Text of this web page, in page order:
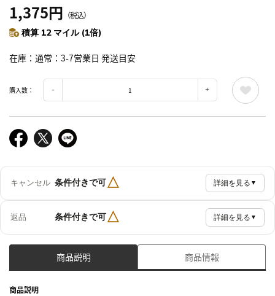
1,375円 （税込）
積算 12 マイル (1倍)
在庫 通常：3-7営業日 発送目安
購入数：
キャンセル 条件付きで可△ 詳細を見る ▼
返品 条件付きで可△ 詳細を見る ▼
商品説明 商品情報
商品説明